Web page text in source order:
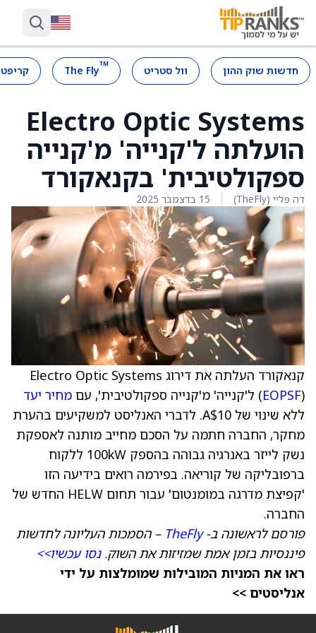
חדשות שוק ההון וול סטריט ™
The Fly
Electro Optic Systems
הועלתה ל'קנייה' מ'קנייה
ספקולטיבית' בקנאקורד
דה פליי (TheFly) 15 בדצמבר 2025
קנאקורד העלתה את דירוג Electro Optic Systems
(EOPSF) ל'קנייה' מ'קנייה ספקולטיבית', עם
מחיר יעד
ללא שינוי של A$10. לדברי האנליסט למשקיעים בהערת
מחקר, החברה חתמה על הסכם מחייב מותנה לאספקת
נשק לייזר באנרגיה גבוהה בהספק 100kW ללקוח
ברפובליקה של קוריאה. בפירמה רואים בידיעה הזו
'קפיצת מדרגה במומנטום' עבור תחום HELW החדש של
החברה.
פורסם לראשונה ב-TheFly – הסמכות העליונה לחדשות
פיננסיות בזמן אמת שמזיזות את השוק.נסו עכשיו>>
ראו את המניות המובילות שמומלצות על ידי
אנליסטים >>